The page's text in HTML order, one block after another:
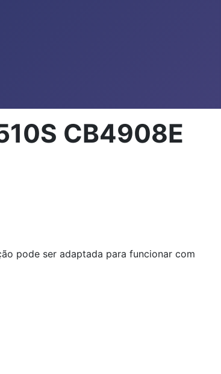
CB4908E
pode ser adaptada para funcionar com